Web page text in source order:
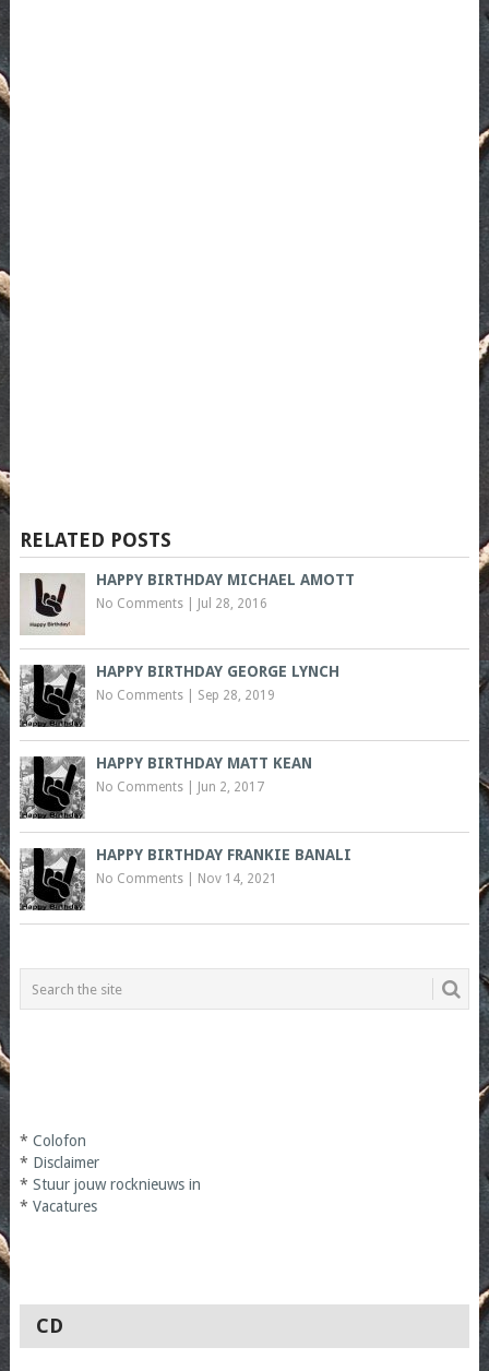
RELATED POSTS
HAPPY BIRTHDAY MICHAEL AMOTT
No Comments| Jul 28, 2016
HAPPY BIRTHDAY GEORGE LYNCH
No Comments| Sep 28, 2019
HAPPY BIRTHDAY MATT KEAN
No Comments| Jun 2, 2017
HAPPY BIRTHDAY FRANKIE BANALI
No Comments| Nov 14, 2021
* Colofon
* Disclaimer
* Stuur jouw rocknieuws in
* Vacatures
CD